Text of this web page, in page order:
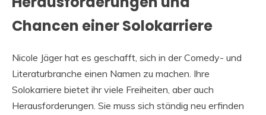
Chancen einer Solokarriere
Nicole Jäger hat es geschafft, sich in der Comedy- und
Literaturbranche einen Namen zu machen. Ihre
Solokarriere bietet ihr viele Freiheiten, aber auch
Herausforderungen. Sie muss sich ständig neu erfinden